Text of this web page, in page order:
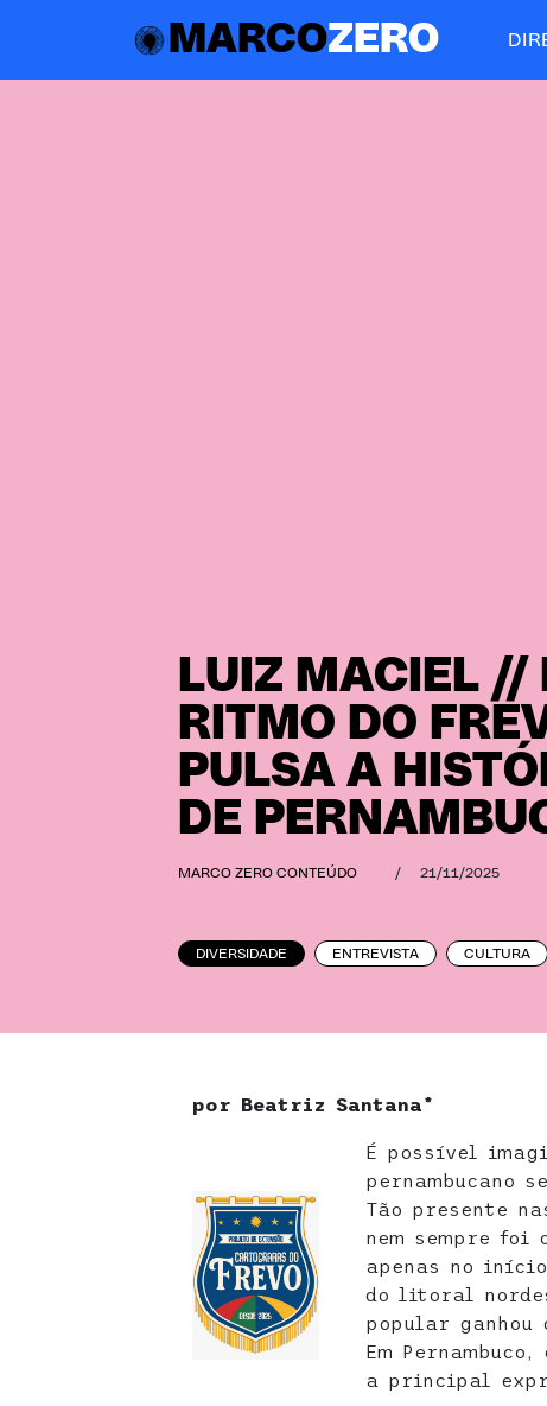
MARCOZERO
LUIZ MACIEL //
RITMO DO
PULSA A
DE
MARCO ZERO CONTEÚDO / 21/11/2025
DIVERSIDADE ENTREVISTA CULTURA
por Beatriz Santana*
É possível
pernambucano
Tão presente
nem sempre foi
apenas no
do litoral
popular ganhou
Em
a principal